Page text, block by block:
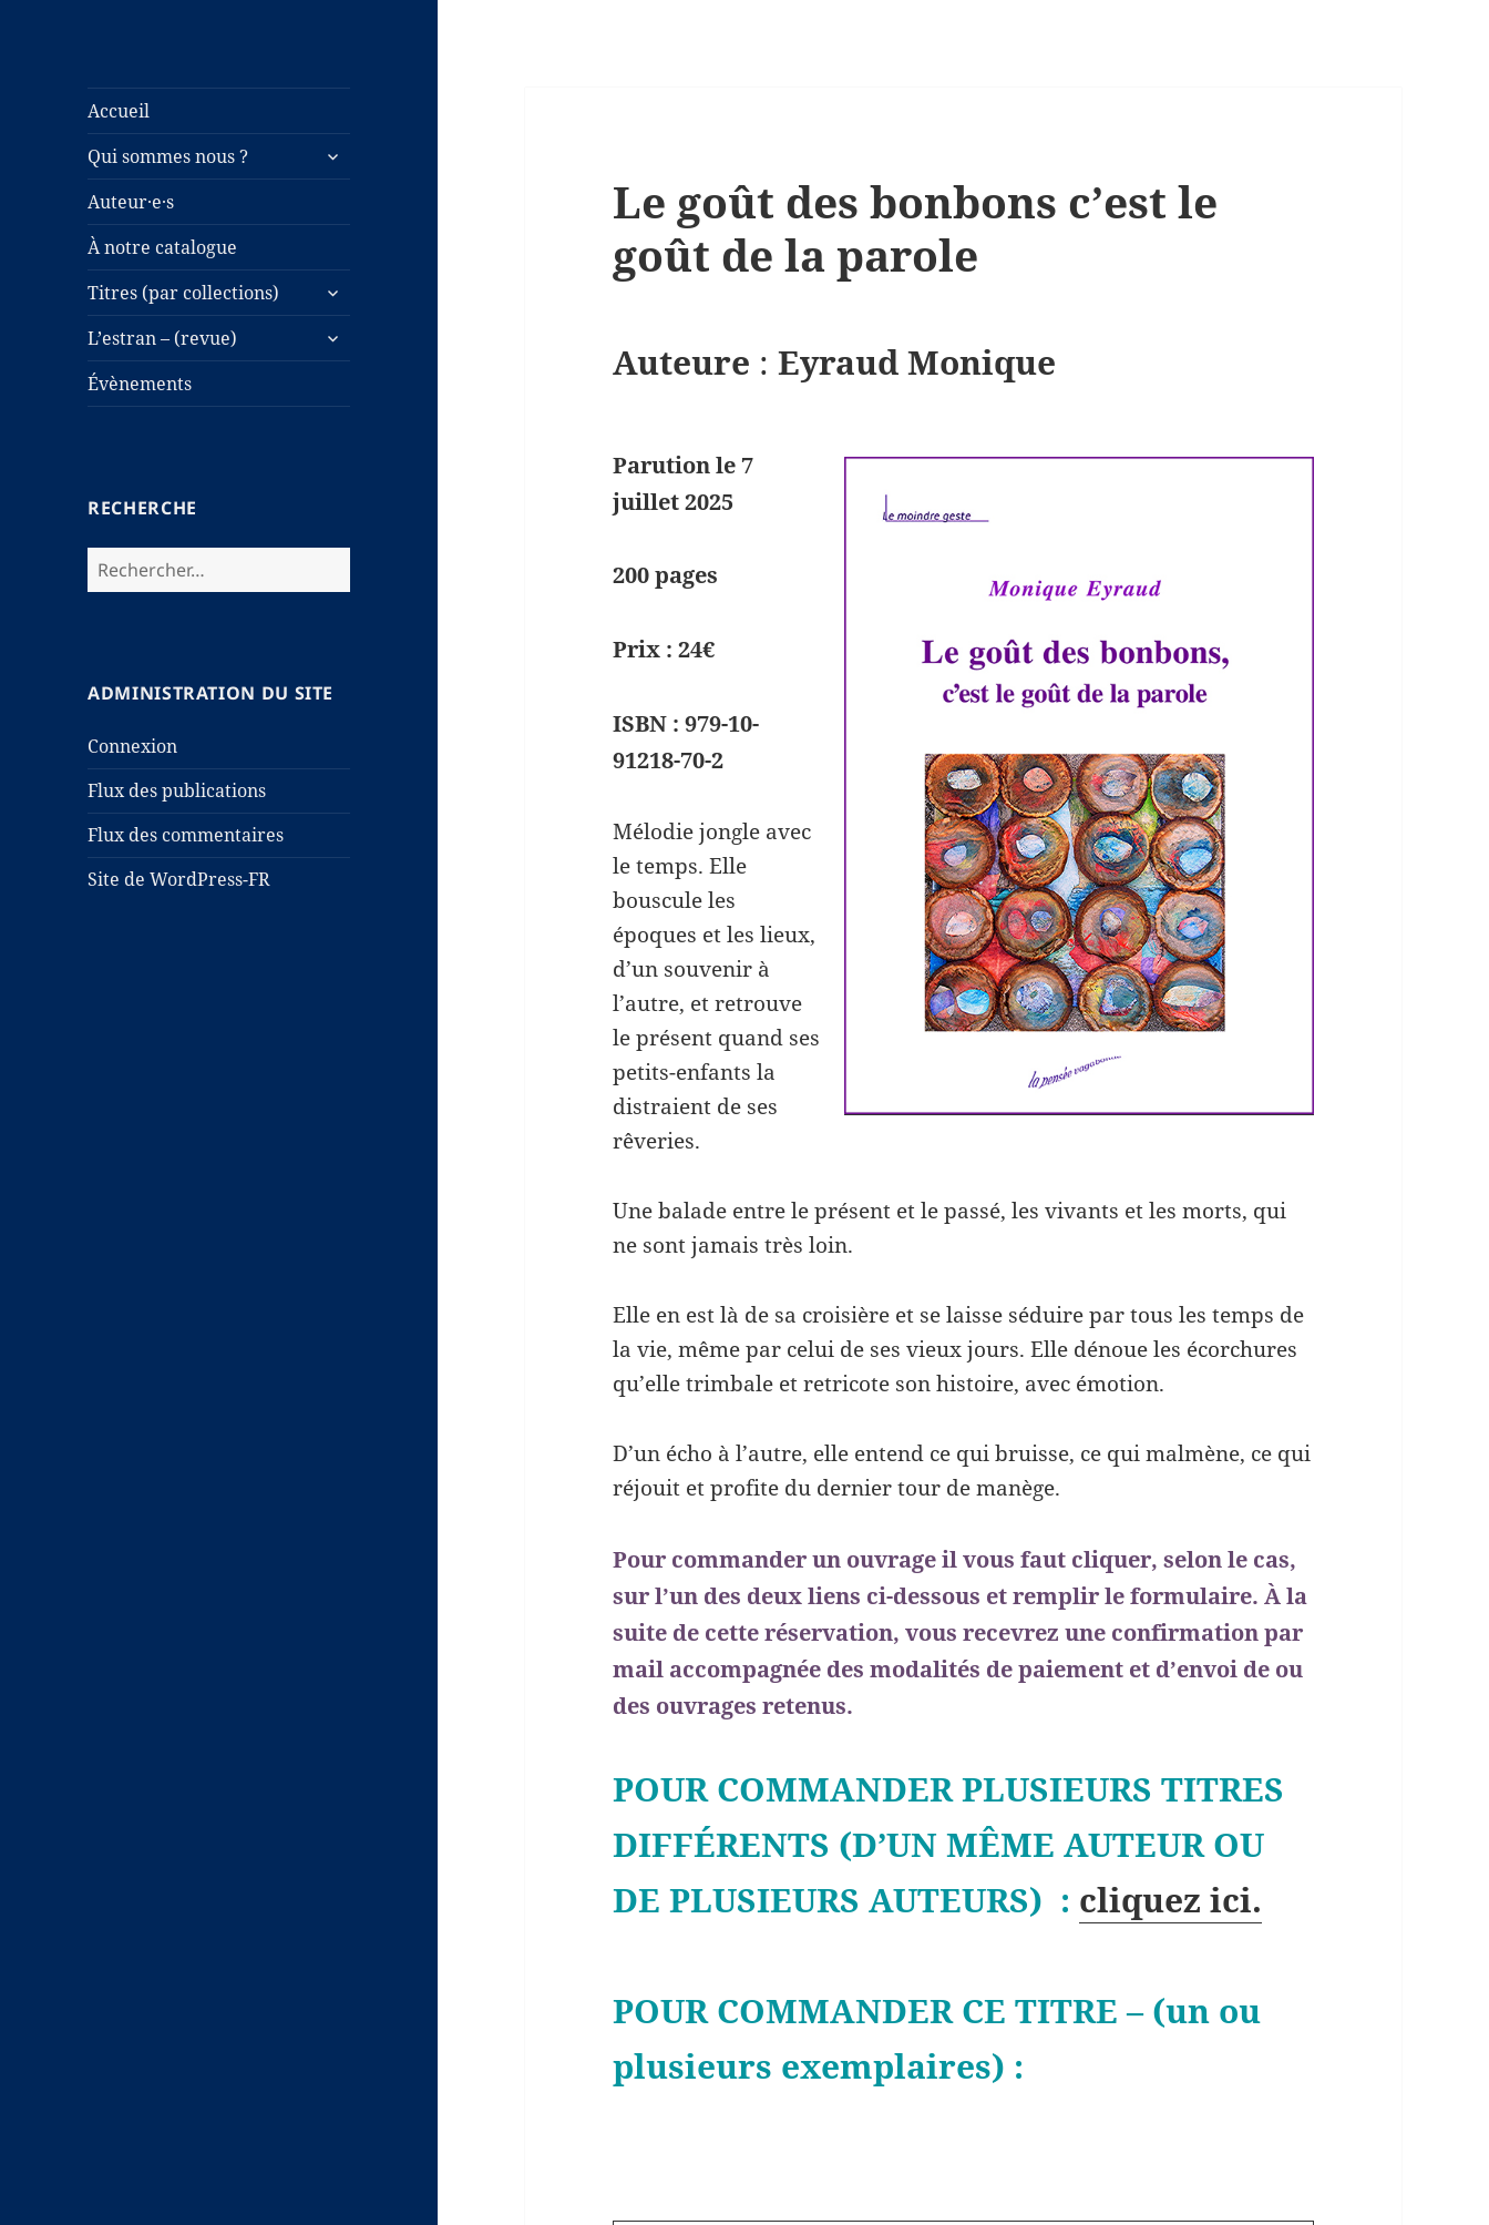
Accueil
Qui sommes nous ?
ouvrir
le
menu
Auteur·e·s
À notre catalogue
Titres (par collections)
ouvrir
le
sous-
menu
L’estran – (revue)
ouvrir
le
menu
Évènements
RECHERCHE
Rechercher :
ADMINISTRATION DU SITE
Connexion
Flux des publications
Flux des commentaires
Site de WordPress-FR
Le goût des bonbons c’est le
goût de la parole
Auteure :Eyraud Monique
Parution le 7
juillet 2025
200 pages
Prix : 24€
ISBN : 979-10-
91218-70-2
Mélodie jongle avec
le temps. Elle
bouscule les
époques et les lieux,
d’un souvenir à
l’autre, et retrouve
le présent quand ses
petits-enfants la
distraient de ses
rêveries.
Une balade entre le présent et le passé, les vivants et les morts, qui
ne sont jamais très loin.
Elle en est là de sa croisière et se laisse séduire par tous les temps de
la vie, même par celui de ses vieux jours. Elle dénoue les écorchures
qu’elle trimbale et retricote son histoire, avec émotion.
D’un écho à l’autre, elle entend ce qui bruisse, ce qui malmène, ce qui
réjouit et profite du dernier tour de manège.
Pour commander un ouvrage il vous faut cliquer, selon le cas,
sur l’un des deux liens ci-dessous et remplir le formulaire. À la
suite de cette réservation, vous recevrez une confirmation par
mail accompagnée des modalités de paiement et d’envoi de ou
des ouvrages retenus.
POUR COMMANDER PLUSIEURS TITRES
DIFFÉRENTS (D’UN MÊME AUTEUR OU
DE PLUSIEURS AUTEURS) : cliquez ici.
POUR COMMANDER CE TITRE – (un ou
plusieurs exemplaires) :